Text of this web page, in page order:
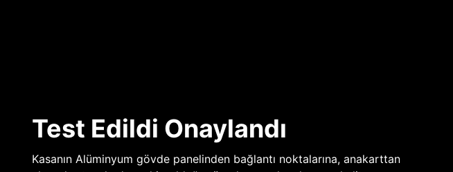
Test Edildi Onaylandı
Kasanın Alüminyum gövde panelinden bağlantı noktalarına, anakarttan